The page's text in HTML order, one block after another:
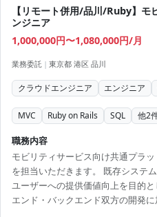
ジョン管理と、複数人でのチーム
【リモート併用/品川/Ruby】モ
ンジニア
1,000,000円〜1,080,000円/月
業務委託 | 東京都 港区 品川
クラウドエンジニア エンジニア
MVC Ruby on Rails SQL 他2
職務内容
モビリティサービス向け共通プラ
を担当いただきます。 既存システ
ユーザーへの提供価値向上を目的
エンド・バックエンド双方の開発